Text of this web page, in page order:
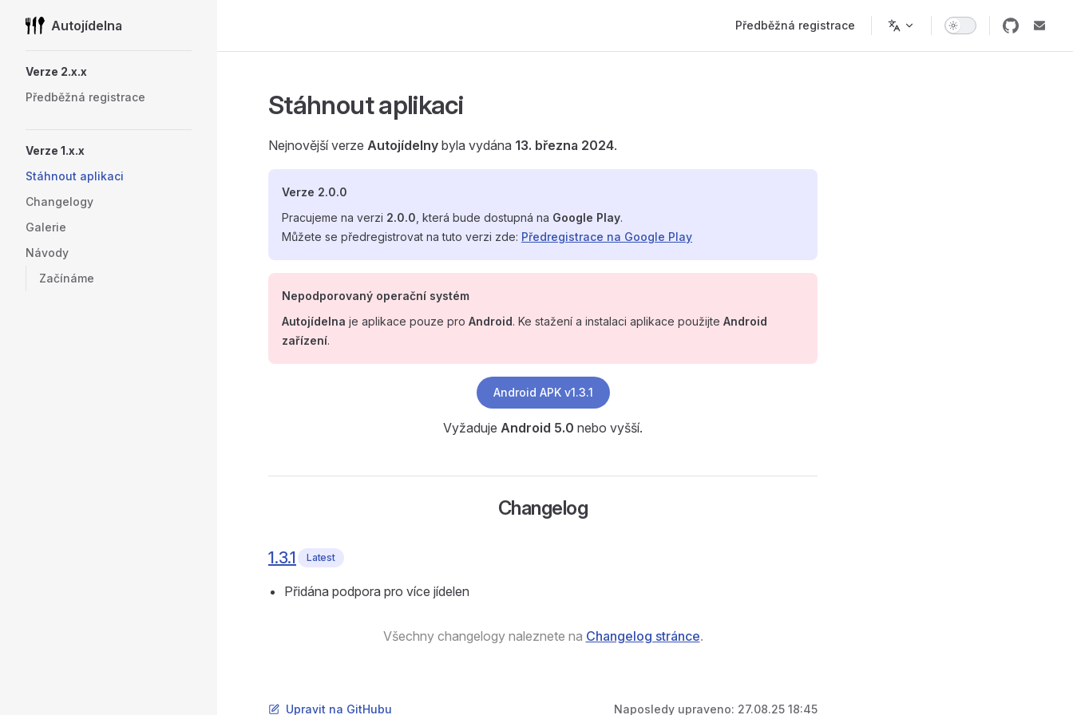
Skip to content
Autojídelna Předběžná registrace
Verze 2.x.x
Předběžná registrace
Verze 1.x.x
Stáhnout aplikaci
Changelogy
Galerie
Návody
Začínáme
Stáhnout aplikaci
Nejnovější verze Autojídelny byla vydána 13. března 2024.
Verze 2.0.0
Pracujeme na verzi 2.0.0 , která bude dostupná na Google Play.
Můžete se předregistrovat na tuto verzi zde: Předregistrace na Google Play
Nepodporovaný operační systém
Autojídelna je aplikace pouze pro Android. Ke stažení a instalaci aplikace použijte Android
zařízení.
Android APK v1.3.1
Vyžaduje Android 5.0 nebo vyšší.
Changelog
1.3.1 Latest
Přidána podpora pro více jídelen
Všechny changelogy naleznete na Changelog stránce.
Upravit na GitHubu Naposledy upraveno: 27.08.25 18:45